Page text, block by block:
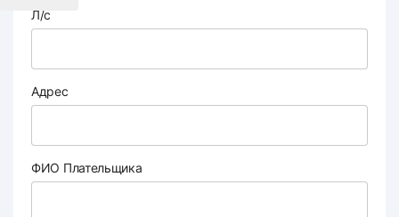
Л/с
Адрес
ФИО Плательщика